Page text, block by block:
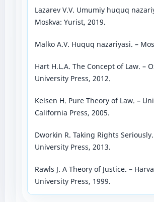
Lazarev V.V. Umumiy huquq
Moskva: Yurist, 2019.
Malko A.V. Huquq nazariyasi. –
Hart H.L.A. The Concept of Law. –
University Press, 2012.
Kelsen H. Pure Theory of Law. –
California Press, 2005.
Dworkin R. Taking Rights
University Press, 2013.
Rawls J. A Theory of Justice. –
University Press, 1999.